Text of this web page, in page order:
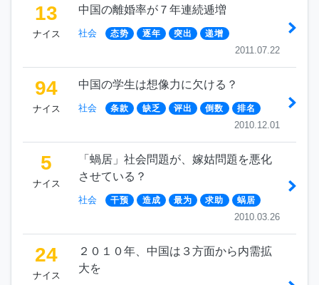
13
ナイス
中国の離婚率が７年連続逓増
社会 态势 逐年 突出 递增
2011.07.22
94
ナイス
中国の学生は想像力に欠ける？
社会 条款 缺乏 评出 倒数 排名
2010.12.01
5
ナイス
「蝸居」社会問題が、嫁姑問題を悪化
させている？
社会 干预 造成 最为 求助 蜗居
2010.03.26
24
ナイス
２０１０年、中国は３方面から内需拡
大を